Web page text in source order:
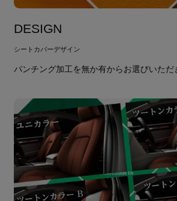
DESIGN
シートカバーデザイン
パンチング加工を無か有からお選びいただ